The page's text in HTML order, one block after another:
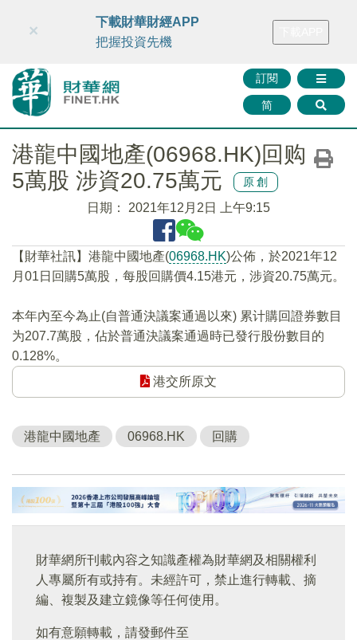
財華智庫網 FINTV FINMETA 財華證券 媒體矩陣
訂閱
简
×
下載財華財經APP
把握投資先機
港龍中國地產(06968.HK)回购
5萬股 涉資20.75萬元
原創
日期： 2021年12月2日 上午9:15
【財華社訊】港龍中國地產(06968.HK)公佈，於2021年12
月01日回購5萬股，每股回購價4.15港元，涉資20.75萬元。
本年內至今為止(自普通決議案通過以來) 累计購回證券數目
为207.7萬股，佔於普通決議案通過時已發行股份數目的
0.128%。
港交所原文
港龍中國地產 06968.HK 回購
財華網所刊載內容之知識產權為財華網及相關權利
人專屬所有或持有。未經許可，禁止進行轉載、摘
編、複製及建立鏡像等任何使用。
如有意願轉載，請發郵件至